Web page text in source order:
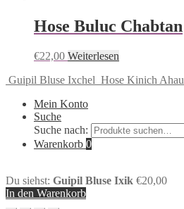
Hose Buluc Chabtan
€22,00 Weiterlesen
Guipil Bluse Ixchel Hose Kinich Ahau
Mein Konto
Suche
Suche nach:
Warenkorb 0
Du siehst: Guipil Bluse Ixik €20,00
In den Warenkorb